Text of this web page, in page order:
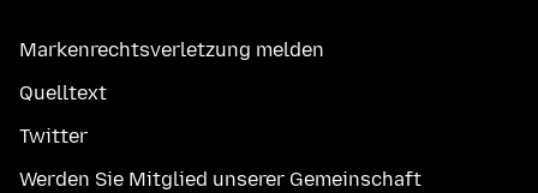
Markenrechtsverletzung melden
Quelltext
Twitter
Werden Sie Mitglied unserer Gemeinschaft